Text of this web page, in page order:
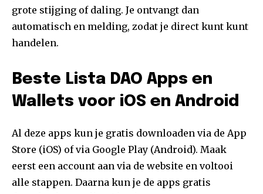
grote stijging of daling. Je ontvangt dan
automatisch en melding, zodat je direct kunt kunt
handelen.
Beste Lista DAO Apps en
Wallets voor iOS en Android
Al deze apps kun je gratis downloaden via de App
Store (iOS) of via Google Play (Android). Maak
eerst een account aan via de website en voltooi
alle stappen. Daarna kun je de apps gratis